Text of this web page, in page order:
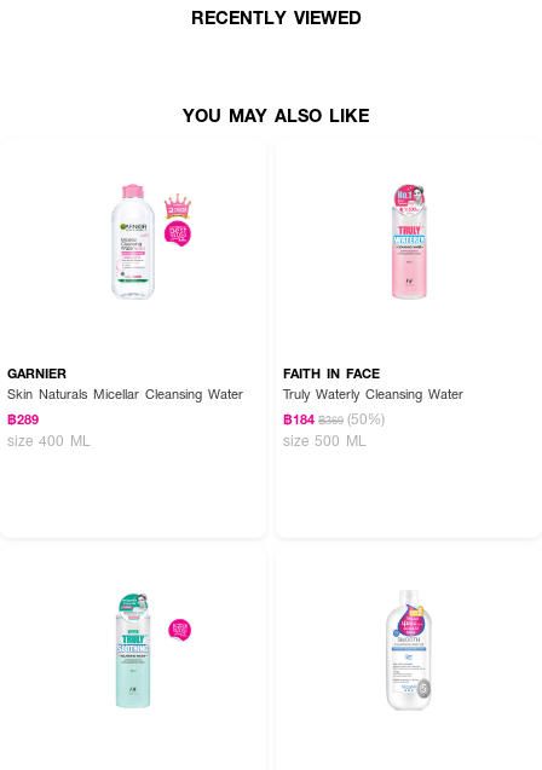
· ฟื้นบำรุงและปรับสีผิวให้กระจ่างใส
· ปกป้องผิวจากมลภาวะและฟื้นฟูเกราะป้องกันผิวด้วย Edelweiss Extract
· ปราศจากสารที่ก่อให้เกิดการระคายเคือง 9 ชนิด
· ปริมาณ: 150 ml.
How to Use:
· กดฟองมูสออกมาในปริมาณที่พอเหมาะ
· ล้างหน้าด้วยน้ำเปียกและนำมูสล้างหน้ามาทำความสะอาด
RECENTLY VIEWED
YOU MAY ALSO LIKE
GARNIER
Skin Naturals Micellar Cleansing Water
฿289
size 400 ML
FAITH IN FACE
Truly Waterly Cleansing Water
฿184 ฿369 (50%)
size 500 ML